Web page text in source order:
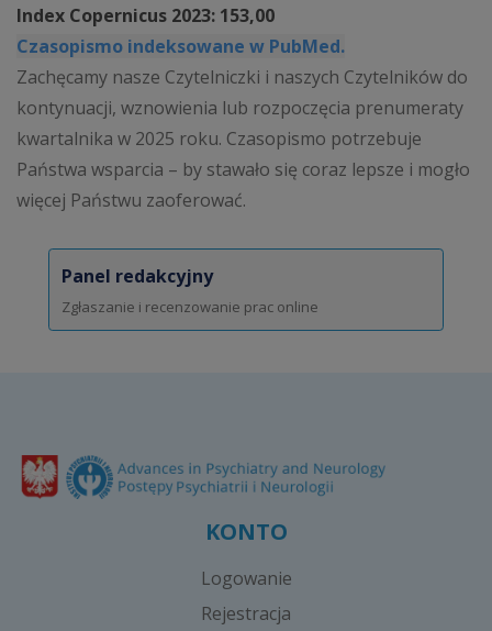
Index Copernicus 2023: 153,00
Czasopismo indeksowane w PubMed.
Zachęcamy nasze Czytelniczki i naszych Czytelników do
kontynuacji, wznowienia lub rozpoczęcia prenumeraty
kwartalnika w 2025 roku. Czasopismo potrzebuje
Państwa wsparcia – by stawało się coraz lepsze i mogło
więcej Państwu zaoferować.
Panel redakcyjny
Zgłaszanie i recenzowanie prac online
KONTO
Logowanie
Rejestracja